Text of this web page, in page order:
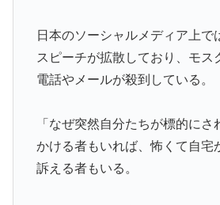
▶ 韓国人「意外に日本との関係が深
ちらです‥」→「国境を越えた驚
り‥」
てくれているぞ！アメリカの良さ
▶ 韓国人「どうやら五輪サッカー日
あった模様…」→「メダル剥奪な
日本のソーシャルメディア上で
スピーチが拡散しており、モス
電話やメールが殺到している。
「なぜ突然自分たちが標的にさ
かける者もいれば、怖くて自宅
訴える者もいる。